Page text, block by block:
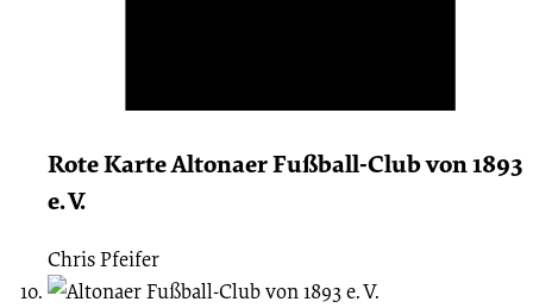
Rote Karte Altonaer Fußball-Club von 1893
e. V.
Chris Pfeifer